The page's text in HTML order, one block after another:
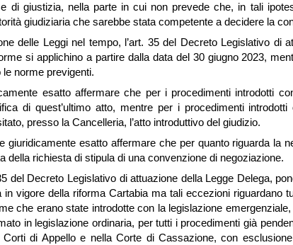
di giustizia, nella parte in cui non prevede che, in tali
giudiziaria che sarebbe stata competente a decidere la
delle Leggi nel tempo, l’art. 35 del Decreto Legislativo di
si applichino a partire dalla data del 30 giugno 2023,
le norme previgenti.
esatto affermare che per i procedimenti introdotti
di quest’ultimo atto, mentre per i procedimenti
presso la Cancelleria, l’atto introduttivo del giudizio.
giuridicamente esatto affermare che per quanto riguarda la
della richiesta di stipula di una convenzione di negoziazione.
del Decreto Legislativo di attuazione della Legge Delega,
in vigore della riforma Cartabia ma tali eccezioni riguardano
che erano state introdotte con la legislazione
in legislazione ordinaria, per tutti i procedimenti già
di Appello e nella Corte di Cassazione, con